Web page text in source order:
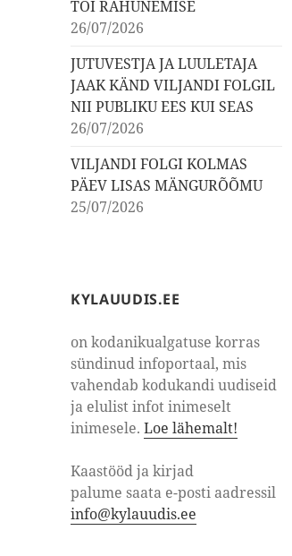
TÕI RAHUNEMISE
26/07/2026
JUTUVESTJA JA LUULETAJA
JAAK KÄND VILJANDI FOLGIL
NII PUBLIKU EES KUI SEAS
26/07/2026
VILJANDI FOLGI KOLMAS
PÄEV LISAS MÄNGURÕÕMU
25/07/2026
KYLAUUDIS.EE
on kodanikualgatuse korras
sündinud infoportaal, mis
vahendab kodukandi uudiseid
ja elulist infot inimeselt
inimesele.Loe lähemalt!
Kaastööd ja kirjad
palume saata e-posti aadressil
info@kylauudis.ee